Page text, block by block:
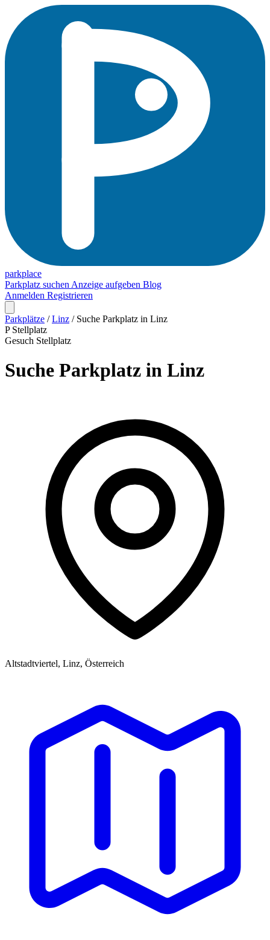
parkplace
Parkplatz suchen Anzeige aufgeben Blog
Anmelden Registrieren
Parkplätze / Linz / Suche Parkplatz in Linz
P Stellplatz
Gesuch Stellplatz
Suche Parkplatz in Linz
Altstadtviertel, Linz, Österreich